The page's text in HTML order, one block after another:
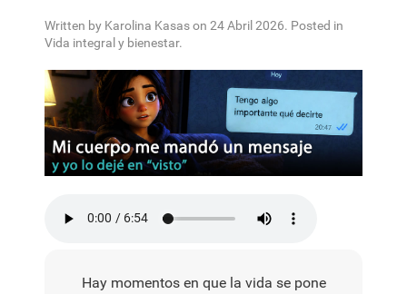
Written by Karolina Kasas on 24 Abril 2026. Posted in
Vida integral y bienestar.
Hay momentos en que la vida se pone